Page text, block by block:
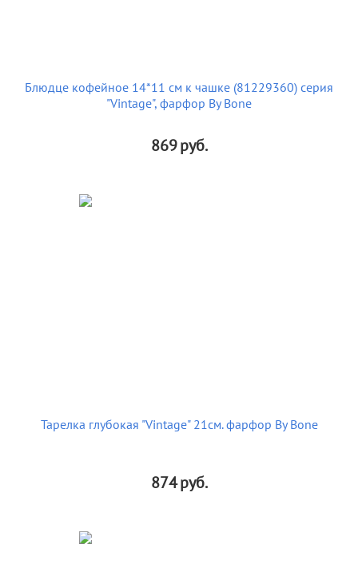
Блюдце кофейное 14*11 см к чашке (81229360) серия
"Vintage", фарфор By Bone
869руб.
Тарелка глубокая "Vintage" 21см. фарфор By Bone
874руб.